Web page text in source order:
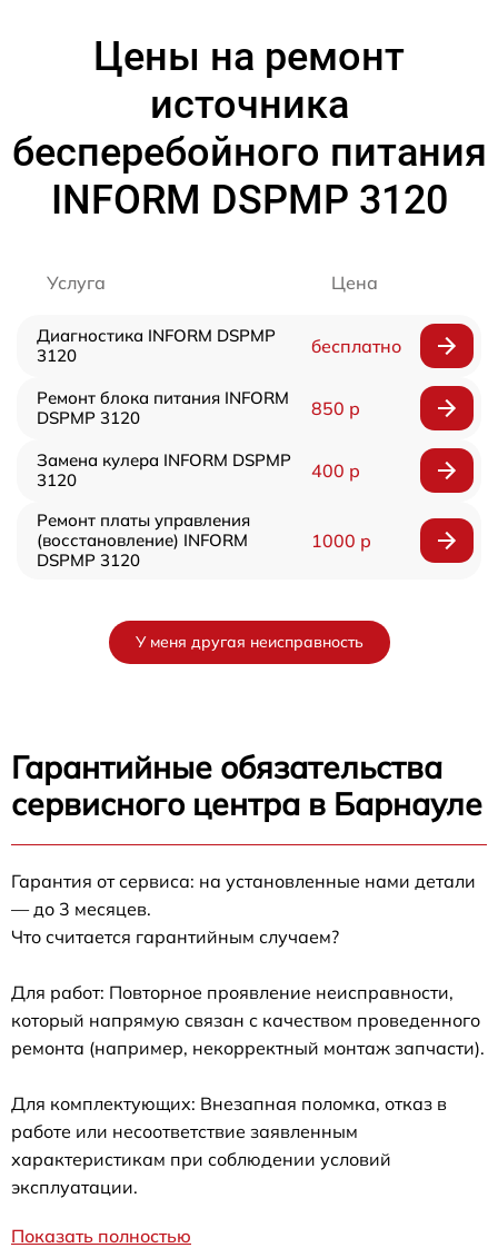
Цены на ремонт
источника
бесперебойного питания
INFORM DSPMP 3120
Услуга Цена
Диагностика INFORM DSPMP
3120
бесплатно
Ремонт блока питания INFORM
DSPMP 3120
850 р
Замена кулера INFORM DSPMP
3120
400 р
Ремонт платы управления
(восстановление) INFORM
DSPMP 3120
1000 р
У меня другая неисправность
Гарантийные обязательства
сервисного центра в Барнауле
Гарантия от сервиса: на установленные нами детали
— до 3 месяцев.
Что считается гарантийным случаем?
Для работ: Повторное проявление неисправности,
который напрямую связан с качеством проведенного
ремонта (например, некорректный монтаж запчасти).
Для комплектующих: Внезапная поломка, отказ в
работе или несоответствие заявленным
характеристикам при соблюдении условий
эксплуатации.
Показать полностью